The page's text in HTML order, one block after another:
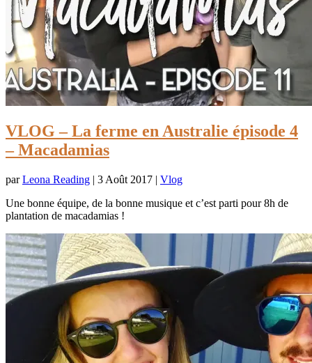
VLOG – La ferme en Australie épisode 4
– Macadamias
parLeona Reading | 3 Août 2017 | Vlog
Une bonne équipe, de la bonne musique et c’est parti pour 8h de
plantation de macadamias !